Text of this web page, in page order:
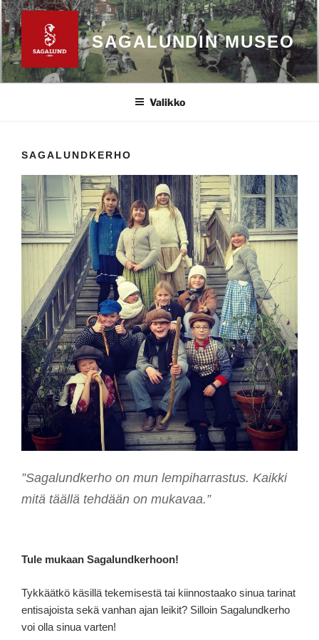
Siirry
sisältöön
SAGALUNDIN MUSEO
Valikko
SAGALUNDKERHO
”Sagalundkerho on mun lempiharrastus. Kaikki
mitä täällä tehdään on mukavaa.”
Tule mukaan Sagalundkerhoon!
Tykkäätkö käsillä tekemisestä tai kiinnostaako sinua tarinat
entisajoista sekä vanhan ajan leikit? Silloin Sagalundkerho
voi olla sinua varten!